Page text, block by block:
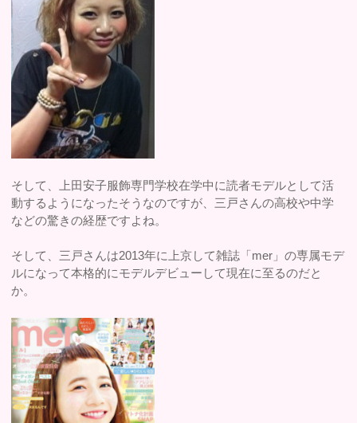
そして、上田安子服飾専門学校在学中に読者モデルとして活
動するようになったそうなのですが、三戸さんの高校や中学
などの驚きの経歴ですよね。
そして、三戸さんは2013年に上京して雑誌「mer」の専属モデ
ルになって本格的にモデルデビューして現在に至るのだと
か。